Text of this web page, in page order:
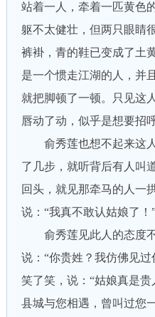
站着一人，牵着一匹黄色
躯不太健壮，但两只眼睛
裤褂，青的鞋已变成了土
是一个惯走江湖的人，并
就把脚顿了一顿。只见这
唇动了动，似乎是想要招
俞秀莲也想不起来这人
了几步，就听背后有人叫
回头，就见那牵马的人一
说：“我真不敢认姑娘了！
俞秀莲见此人的态度不
说：“你贵姓？我仿佛见
笑了笑，说：“姑娘真是
县城与您相遇，曾叫过